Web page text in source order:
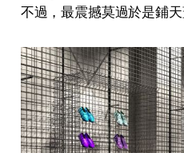
不過，最震撼莫過於是鋪天